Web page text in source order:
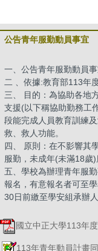
公告青年服勤動員事宜
一、公告青年服勤動員事
二 、依據:教育部113年
三、 目的：為協助各地
支援(以下稱協助勤務工
段能完成人員教育訓練
救、救人功能。
四、 原則：在不影響其
服勤，未成年(未滿18歲)
五、學校為辦理青年服
報名，有意報名者可至
30日前繳至學安組承辦
國立中正大學113年
113年青年動員計畫